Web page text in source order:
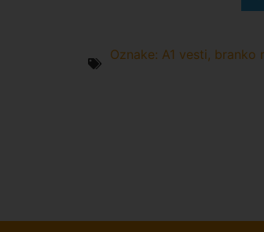
Oznake: A1 vesti, branko